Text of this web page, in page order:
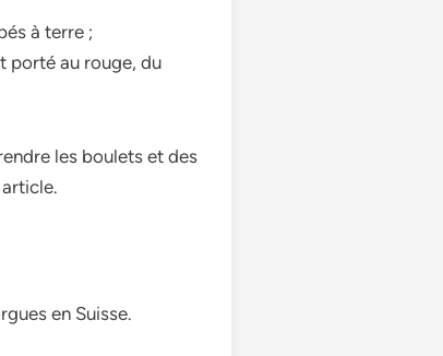
à terre ;
porté au rouge, du
les boulets et des
en Suisse.